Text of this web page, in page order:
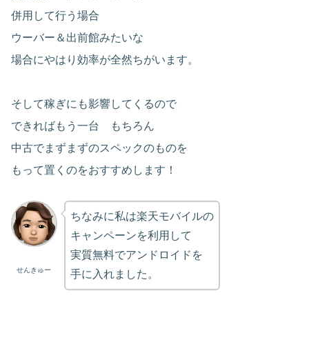
併用して行う場合
ウーバー＆出前館みたいな
場合にやはり効率が全然ちがいます。
そして稼ぎにも影響してくるので
できればもう一台 もちろん
中古でまずまずのスペックのものを
もって置くのをおすすめします！
せんきゅー
ちなみに私は楽天モバイルの
キャンペーンを利用して
実質無料でアンドロイドを
手に入れました。